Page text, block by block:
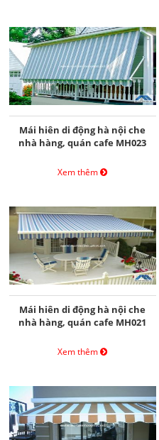
Mái hiên di động hà nội che
nhà hàng, quán cafe MH023
Xem thêm
Mái hiên di động hà nội che
nhà hàng, quán cafe MH021
Xem thêm